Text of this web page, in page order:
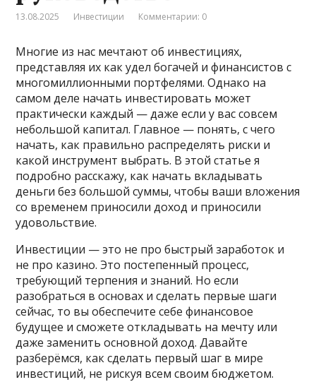
13.08.2025 Инвестиции Комментарии: 0
Многие из нас мечтают об инвестициях,
представляя их как удел богачей и финансистов с
многомиллионными портфелями. Однако на
самом деле начать инвестировать может
практически каждый — даже если у вас совсем
небольшой капитал. Главное — понять, с чего
начать, как правильно распределять риски и
какой инструмент выбрать. В этой статье я
подробно расскажу, как начать вкладывать
деньги без большой суммы, чтобы ваши вложения
со временем приносили доход и приносили
удовольствие.
Инвестиции — это не про быстрый заработок и
не про казино. Это постепенный процесс,
требующий терпения и знаний. Но если
разобраться в основах и сделать первые шаги
сейчас, то вы обеспечите себе финансовое
будущее и сможете откладывать на мечту или
даже заменить основной доход. Давайте
разберёмся, как сделать первый шаг в мире
инвестиций, не рискуя всем своим бюджетом.